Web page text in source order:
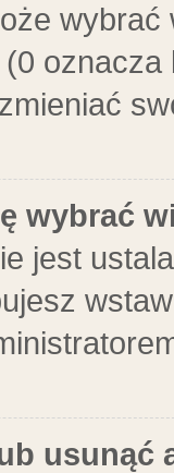
wybrać
jest
usunąć